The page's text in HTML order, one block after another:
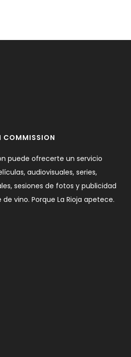
COMMISSION
puede ofrecerte un servicio
audiovisuales, series,
sesiones de fotos y publicidad
vino. Porque La Rioja apetece.